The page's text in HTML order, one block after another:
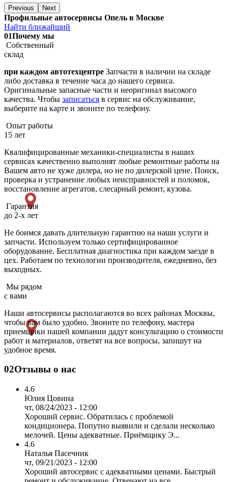
Previous Next
Профильные автосервисы Опель в Москве
Найти ближайший
01Почему мы
Собственный
склад
при каждом автотехцентре Запчасти в наличии на складе
либо доставка в течение часа до нашего сервиса.
Оригинальные запасные части и неоригинал высокого
качества. Чтобы записаться в сервис на обслуживание,
выберите на карте и звоните по телефону.
Опыт работы
15 лет
Квалифицированные механики-специалисты в наших
сервисах качественно выполнят любые ремонтные работы на
Вашем авто не хуже дилера, но не по дилерской цене. Поиск,
проверка и устранение любых неисправностей и поломок,
восстановление агрегатов, слесарный ремонт, кузова.
Гарантия
до 2-х лет
Не боимся давать длительную гарантию на наши услуги и
запчасти. Используем только сертифицированное
оборудование. Бесплатная диагностика при каждом заезде в
цех. Работаем по технологии производителя, ежедневно, без
выходных.
Мы рядом
с вами
Наши автосервисы располагаются во всех районах Москвы,
чтобы вам было удобно. Звоните по телефону, мастера
приемщики нашей компании дадут консультацию о стоимости
работ и материалов, ответят на все вопросы, запишут на
удобное время.
02Отзывы о нас
4.6
Юлия Цовина
чт, 08/24/2023 - 12:00
Хороший сервис. Обратилась с проблемой
кондиционера. Попутно выявили и сделали несколько
мелочей. Цены адекватные. Приёмщику Э...
4.6
Наталья Пасечник
чт, 09/21/2023 - 12:00
Хороший автосервис с адекватными ценами. Быстрый